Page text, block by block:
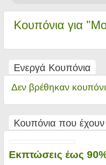
Κουπόνια για
Ενεργά Κουπόνια
Δεν βρέθηκαν
Κουπόνια που έχουν
Εκπτώσεις έως